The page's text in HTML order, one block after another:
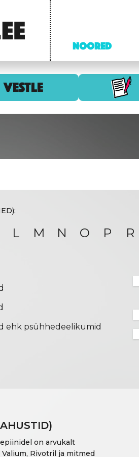
NOORED
VESTLE
L M N O P R
ehk psühhedeelikumid
on arvukalt
Rivotril ja mitmed